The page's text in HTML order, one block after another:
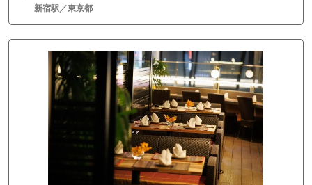
新宿駅／東京都